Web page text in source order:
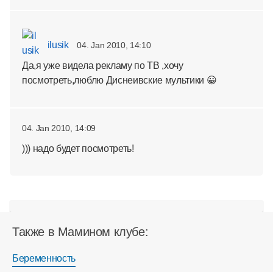
ilusik 04. Jan 2010, 14:10
Да,я уже видела рекламу по ТВ ,хочу
посмотреть,люблю Диснеивские мультики 😀
04. Jan 2010, 14:09
))) надо будет посмотреть!
Также в Мамином клубе:
Беременность